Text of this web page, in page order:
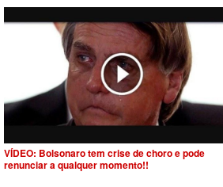
VÍDEO: Bolsonaro tem crise de choro e pode
renunciar a qualquer momento!!